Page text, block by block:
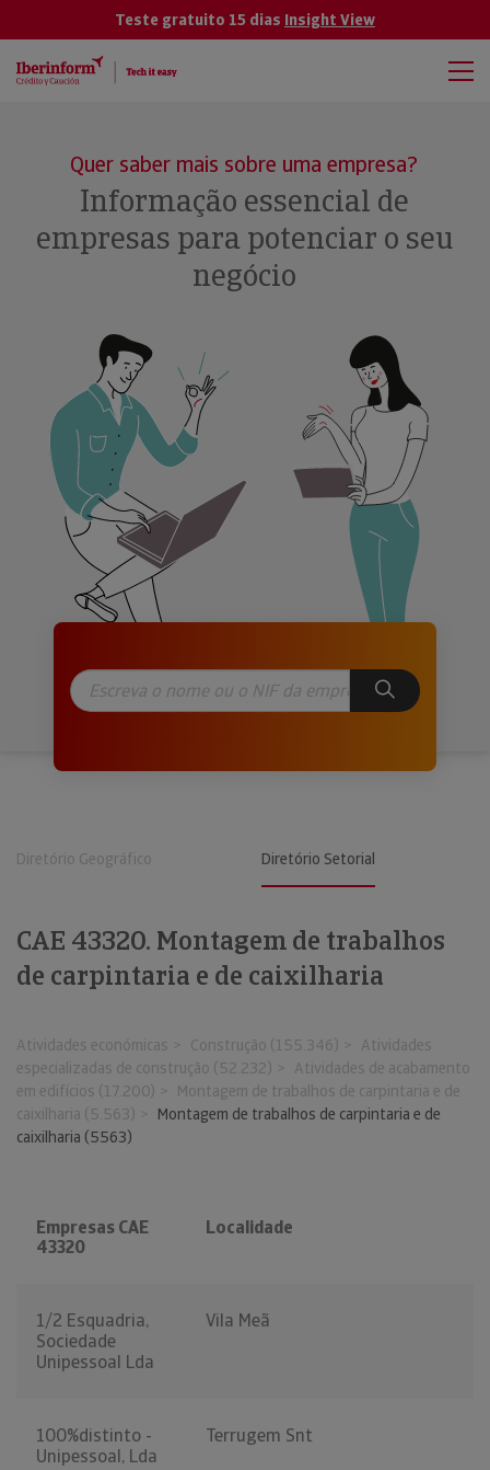
Teste gratuito 15 dias Insight View
Quer saber mais sobre uma empresa?
Informação essencial de
empresas para potenciar o seu
negócio
Diretório Geográfico Diretório Setorial
CAE 43320. Montagem de trabalhos
de carpintaria e de caixilharia
Atividades económicas Construção (155.346)
Atividades
especializadas de construção (52.232)
Atividades de acabamento
em edifícios (17.200)
Montagem de trabalhos de carpintaria e de
caixilharia (5.563)
Montagem de trabalhos de carpintaria e de
caixilharia (5563)
Empresas CAE
43320
Localidade
1/2 Esquadria,
Sociedade
Unipessoal Lda
Vila Meã
100%distinto -
Unipessoal, Lda
Terrugem Snt